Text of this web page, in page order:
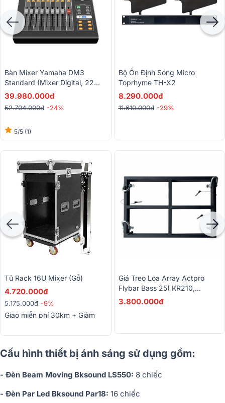
Bàn Mixer Yamaha DM3
Standard (Mixer Digital, 22
Kênh)
39.980.000đ
52.704.000đ -24%
5/5 (1)
Bộ Ổn Định Sóng Micro
Toprhyme TH-X2
8.290.000đ
11.610.000đ -29%
Tủ Rack 16U Mixer (gỗ)
4.720.000đ
5.175.000đ -9%
Giao miễn phí 30km + Giảm
dàn
Giá Treo Loa Array Actpro
Flybar Bass 25( KR210,
KR610,HQL210)
3.800.000đ
Cấu hình thiết bị ánh sáng sử dụng gồm:
- Đèn Beam Moving Bksound LS550: 8 chiếc
- Đèn Par Led Bksound Par18: 16 chiếc